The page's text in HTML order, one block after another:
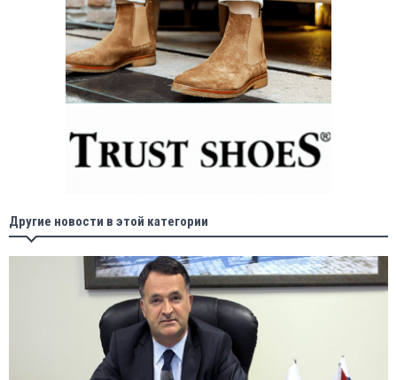
Другие новости в этой категории